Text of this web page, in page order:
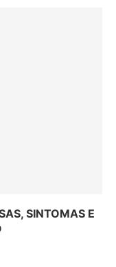
SINTOMAS E